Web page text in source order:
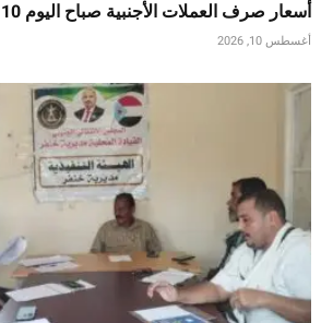
أسعار صرف العملات الأجنبية صباح اليوم 10 أغسطس 2026
أغسطس 10, 2026